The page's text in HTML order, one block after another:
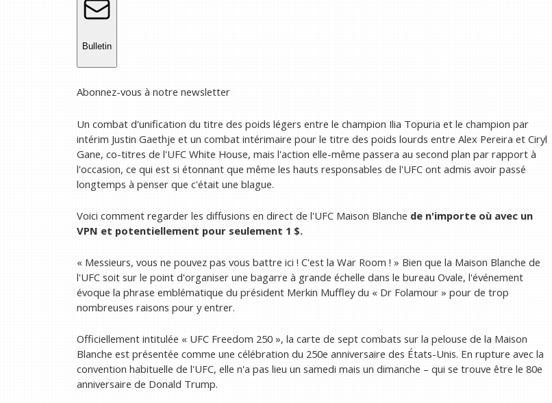
Bulletin
Abonnez-vous à notre newsletter
Un combat d'unification du titre des poids légers entre le champion Ilia Topuria et le champion par
intérim Justin Gaethje et un combat intérimaire pour le titre des poids lourds entre Alex Pereira et Ciryl
Gane, co-titres de l'UFC White House, mais l'action elle-même passera au second plan par rapport à
l'occasion, ce qui est si étonnant que même les hauts responsables de l'UFC ont admis avoir passé
longtemps à penser que c'était une blague.
Voici comment regarder les diffusions en direct de l'UFC Maison Blanche de n'importe où avec un
VPN et potentiellement pour seulement 1 $.
« Messieurs, vous ne pouvez pas vous battre ici ! C'est la War Room ! » Bien que la Maison Blanche de
l'UFC soit sur le point d'organiser une bagarre à grande échelle dans le bureau Ovale, l'événement
évoque la phrase emblématique du président Merkin Muffley du « Dr Folamour » pour de trop
nombreuses raisons pour y entrer.
Officiellement intitulée « UFC Freedom 250 », la carte de sept combats sur la pelouse de la Maison
Blanche est présentée comme une célébration du 250e anniversaire des États-Unis. En rupture avec la
convention habituelle de l'UFC, elle n'a pas lieu un samedi mais un dimanche – qui se trouve être le 80e
anniversaire de Donald Trump.